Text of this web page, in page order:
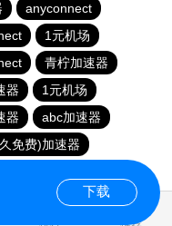
anyconnect
1元机场
青柠加速器
器
1元机场
器
abc加速器
免费)加速器
下载